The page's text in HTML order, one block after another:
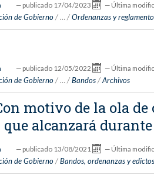
— publicado17/04/2023 — Última
de Gobierno /…/Ordenanzas y
— publicado12/05/2022 — Última
de Gobierno /…/Bandos /Archivos
motivo de la ola
que alcanzará
— publicado13/08/2021 — Última
de Gobierno /Bandos, ordenanzas y edictos